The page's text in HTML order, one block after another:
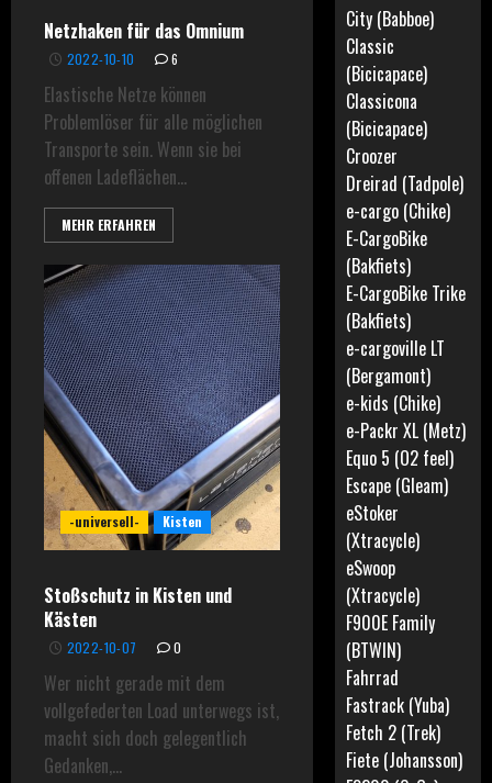
Netzhaken für das Omnium
2022-10-10 6
Elastische Netze können
Problemlöser für alle möglichen
Transporte sein. Wenn sie bei
offenen Ladeflächen...
MEHR ERFAHREN
-universell- Kisten
Stoßschutz in Kisten und
Kästen
2022-10-07 0
Wer nicht gerade mit dem
vollgefederten Load unterwegs ist,
macht sich doch gelegentlich
Gedanken,...
City (Babboe)
Classic
(Bicicapace)
Classicona
(Bicicapace)
Croozer
Dreirad (Tadpole)
e-cargo (Chike)
E-CargoBike
(Bakfiets)
E-CargoBike Trike
(Bakfiets)
e-cargoville LT
(Bergamont)
e-kids (Chike)
e-Packr XL (Metz)
Equo 5 (O2 feel)
Escape (Gleam)
eStoker
(Xtracycle)
eSwoop
(Xtracycle)
F900E Family
(BTWIN)
Fahrrad
Fastrack (Yuba)
Fetch 2 (Trek)
Fiete (Johansson)